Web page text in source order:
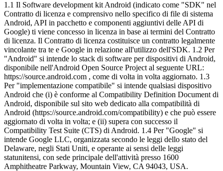
1.1 Il Software development kit Android (indicato come "SDK" nel
Contratto di licenza e comprensivo nello specifico di file di sistema
Android, API in pacchetto e componenti aggiuntivi delle API di
Google) ti viene concesso in licenza in base ai termini del Contratto
di licenza. Il Contratto di licenza costituisce un contratto legalmente
vincolante tra te e Google in relazione all'utilizzo dell'SDK. 1.2 Per
"Android" si intende lo stack di software per dispositivi di Android,
disponibile nell'Android Open Source Project al seguente URL:
https://source.android.com , come di volta in volta aggiornato. 1.3
Per "implementazione compatibile" si intende qualsiasi dispositivo
Android che (i) è conforme al Compatibility Definition Document di
Android, disponibile sul sito web dedicato alla compatibilità di
Android (https://source.android.com/compatibility) e che può essere
aggiornato di volta in volta; e (ii) supera con successo il
Compatibility Test Suite (CTS) di Android. 1.4 Per "Google" si
intende Google LLC, organizzata secondo le leggi dello stato del
Delaware, negli Stati Uniti, e operante ai sensi delle leggi
statunitensi, con sede principale dell'attività presso 1600
Amphitheatre Parkway, Mountain View, CA 94043, USA.